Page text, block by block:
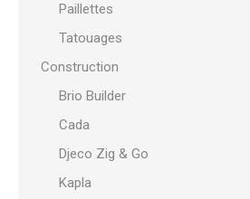
Paillettes
Tatouages
Construction
Brio Builder
Cada
Djeco Zig & Go
Kapla